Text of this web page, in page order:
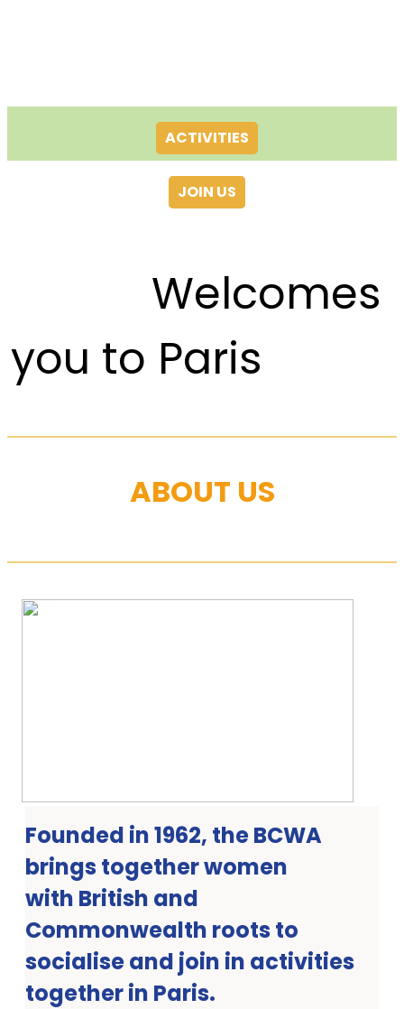
ACTIVITIES
JOIN US
Welcomes
you to Paris
ABOUT US
Founded in 1962, the BCWA
brings together women
with British and
Commonwealth roots to
socialise and join in activities
together in Paris.